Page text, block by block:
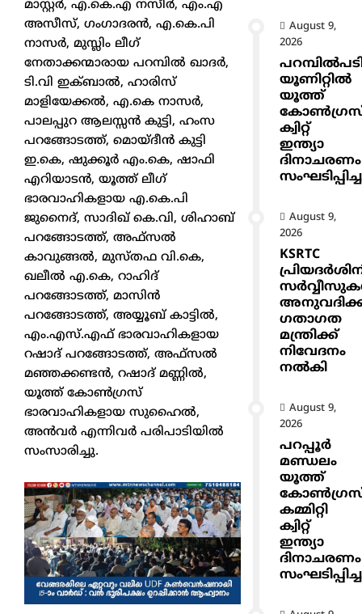
മാസ്റ്റർ, എ.കെ.എ നസീർ, എം.എ
അസീസ്, ഗംഗാദരൻ, എ.കെ.പി
നാസർ, മുസ്ലിം ലീഗ്
നേതാക്കന്മാരായ പറമ്പിൽ ഖാദർ,
ടി.വി ഇക്ബാൽ, ഹാരിസ്
മാളിയേക്കൽ, എ.കെ നാസർ,
പാലപ്പുറ ആലസ്സൻ കുട്ടി, ഹംസ
പറങ്ങോടത്ത്, മൊയ്‌ദീൻ കുട്ടി
ഇ.കെ, ഷുക്കൂർ എം.കെ, ഷാഫി
എറിയാടൻ, യൂത്ത്‌ ലീഗ്
ഭാരവാഹികളായ എ.കെ.പി
ജുനൈദ്, സാദിഖ്‌ കെ.വി, ശിഹാബ്
പറങ്ങോടത്ത്, അഫ്സൽ
കാവുങ്ങൽ, മുസ്തഫ വി.കെ,
ഖലീൽ എ.കെ, റാഹിദ്
പറങ്ങോടത്ത്, മാസിൻ
പറങ്ങോടത്ത്, അയ്യൂബ് കാട്ടിൽ,
എം.എസ്.എഫ് ഭാരവാഹികളായ
റഷാദ് പറങ്ങോടത്ത്, അഫ്സൽ
മഞ്ഞക്കണ്ടൻ, റഷാദ് മണ്ണിൽ,
യൂത്ത് കോൺഗ്രസ്‌
ഭാരവാഹികളായ സുഹൈൽ,
അൻവർ എന്നിവർ പരിപാടിയിൽ
സംസാരിച്ചു.
August 9,
2026
യൂണിറ്റിൽ
യൂത്ത്
ക്വിറ്റ്
ഇന്ത്യാ
ദിനാചരണം
August 9,
2026
KSRTC
ഗതാഗത
മന്ത്രിക്ക്
നിവേദനം
നൽകി
August 9,
2026
പറപ്പൂർ
മണ്ഡലം
യൂത്ത്
കമ്മിറ്റി
ക്വിറ്റ്
ഇന്ത്യാ
ദിനാചരണം